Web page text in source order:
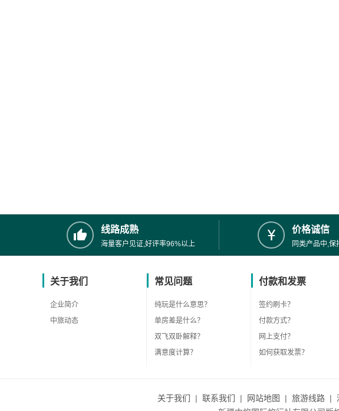
线路成熟
海量客户见证,好评率96%以上
价格诚信
同类产品中,保
关于我们
企业简介
中旅动态
常见问题
纯玩是什么意思？
单房差是什么？
双飞双卧解释？
满意度计算？
付款和发票
签约刷卡？
付款方式？
网上支付？
如何获取发票？
关于我们 | 联系我们 | 网站地图 | 旅游线路 |